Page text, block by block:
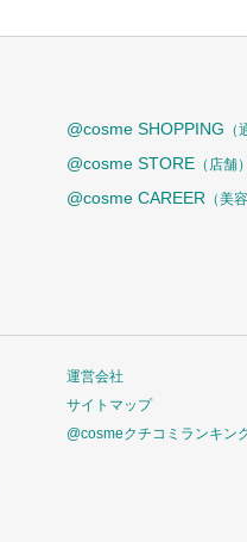
@cosme SHOPPING （
@cosme STORE （店舗）
@cosme CAREER （美
運営会社
サイトマップ
@cosmeクチコミランキン